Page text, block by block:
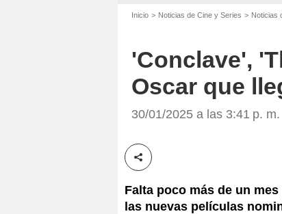
Inicio Noticias de Cine y Series Noticias
'Conclave',
Oscar que
30/01/2025 a las 3:41 p. m.
Compartir esta noticia
Falta poco más de un
las nuevas películas